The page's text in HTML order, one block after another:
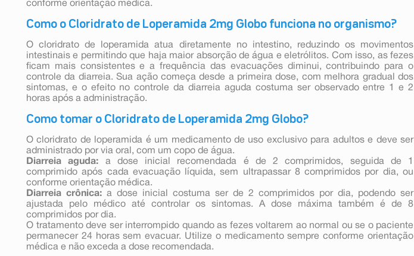
conforme orientação médica.
Como o Cloridrato de Loperamida 2mg Globo funciona no organismo?
O cloridrato de loperamida atua diretamente no intestino, reduzindo os movimentos
intestinais e permitindo que haja maior absorção de água e eletrólitos. Com isso, as fezes
ficam mais consistentes e a frequência das evacuações diminui, contribuindo para o
controle da diarreia. Sua ação começa desde a primeira dose, com melhora gradual dos
sintomas, e o efeito no controle da diarreia aguda costuma ser observado entre 1 e 2
horas após a administração.
Como tomar o Cloridrato de Loperamida 2mg Globo?
O cloridrato de loperamida é um medicamento de uso exclusivo para adultos e deve ser
administrado por via oral, com um copo de água.
Diarreia aguda: a dose inicial recomendada é de 2 comprimidos, seguida de 1
comprimido após cada evacuação líquida, sem ultrapassar 8 comprimidos por dia, ou
conforme orientação médica.
Diarreia crônica: a dose inicial costuma ser de 2 comprimidos por dia, podendo ser
ajustada pelo médico até controlar os sintomas. A dose máxima também é de 8
comprimidos por dia.
O tratamento deve ser interrompido quando as fezes voltarem ao normal ou se o paciente
permanecer 24 horas sem evacuar. Utilize o medicamento sempre conforme orientação
médica e não exceda a dose recomendada.